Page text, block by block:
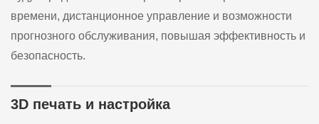
времени, дистанционное управление и возможности
прогнозного обслуживания, повышая эффективность и
безопасность.
3D печать и настройка